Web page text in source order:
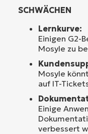
SCHWÄCHEN
Lernkurve:
Einigen G2-
Mosyle zu
Mosyle
auf IT-
Einige
verbessert